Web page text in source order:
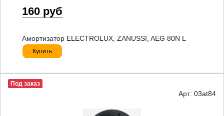
160 руб
Амортизатор ELECTROLUX, ZANUSSI, AEG 80N L
Купить
Под заказ
Арт: 03at84